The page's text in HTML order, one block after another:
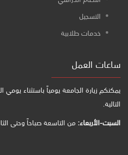
التسجيل
خدمات طلابية
ساعات العمل
يمكنكم زيارة الجامعة يومياً باستثناء
التالية.
السبت-الأربعاء:من التاسعة صباحاً وحتى